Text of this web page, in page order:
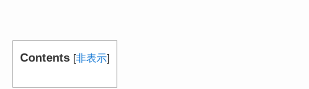
Contents [非表示]